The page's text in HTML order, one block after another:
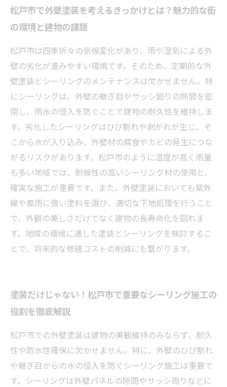
壁塗装とシーリングのポイント
施工後のメンテナンスで差が出る！松戸市の外
壁塗装とシーリングの効果的な保護法
松戸市でおすすめの外壁塗装材とシーリング剤
まとめ
なぜ松戸市の住まいに外壁塗装とシーリングが
欠かせないのか？ポイント総まとめ
松戸市で外壁塗装を考えるきっかけとは？魅力的な街
の環境と建物の課題
松戸市は四季折々の気候変化があり、雨や湿気による外
壁の劣化が進みやすい環境です。そのため、定期的な外
壁塗装とシーリングのメンテナンスは欠かせません。特
にシーリングは、外壁の継ぎ目やサッシ廻りの隙間を密
閉し、雨水の侵入を防ぐことで建物の耐久性を維持しま
す。劣化したシーリングはひび割れや剥がれが生じ、そ
こから水が入り込み、外壁材の腐食やカビの発生につな
がるリスクがあります。松戸市のように湿度が高く雨量
も多い地域では、耐候性の高いシーリング材の使用と、
確実な施工が重要です。また、外壁塗装においても紫外
線や風雨に強い塗料を選び、適切な下地処理を行うこと
で、外観の美しさだけでなく建物の長寿命化を図れま
す。地域の環境に適した塗装とシーリングを検討するこ
とで、将来的な修繕コストの削減にも繋がります。
塗装だけじゃない！松戸市で重要なシーリング施工の
役割を徹底解説
松戸市での外壁塗装は建物の美観維持のみならず、耐久
性や防水性確保に欠かせません。特に、外壁のひび割れ
や継ぎ目からの水の侵入を防ぐシーリング施工は重要で
す。シーリングは外壁パネルの隙間やサッシ周りなどに